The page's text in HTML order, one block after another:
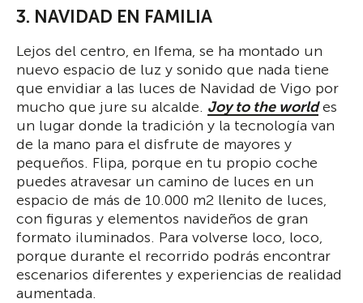
3. NAVIDAD EN FAMILIA
Lejos del centro, en Ifema, se ha montado un
nuevo espacio de luz y sonido que nada tiene
que envidiar a las luces de Navidad de Vigo por
mucho que jure su alcalde. Joy to the worldes
un lugar donde la tradición y la tecnología van
de la mano para el disfrute de mayores y
pequeños. Flipa, porque en tu propio coche
puedes atravesar un camino de luces en un
espacio de más de 10.000 m2 llenito de luces,
con figuras y elementos navideños de gran
formato iluminados. Para volverse loco, loco,
porque durante el recorrido podrás encontrar
escenarios diferentes y experiencias de realidad
aumentada.